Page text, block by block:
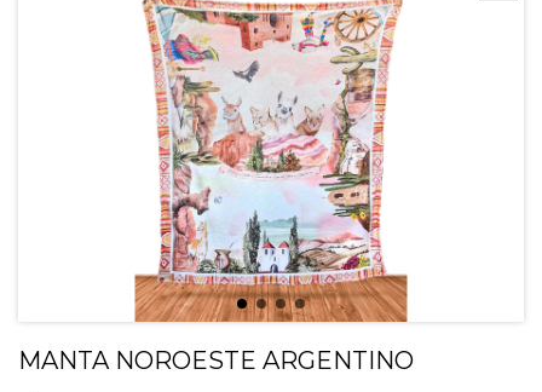
MANTA NOROESTE ARGENTINO